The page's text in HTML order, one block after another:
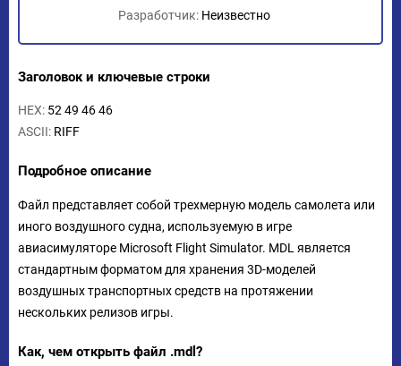
Разработчик: Неизвестно
Заголовок и ключевые строки
HEX: 52 49 46 46
ASCII: RIFF
Подробное описание
Файл представляет собой трехмерную модель самолета или
иного воздушного судна, используемую в игре
авиасимуляторе Microsoft Flight Simulator. MDL является
стандартным форматом для хранения 3D-моделей
воздушных транспортных средств на протяжении
нескольких релизов игры.
Как, чем открыть файл .mdl?